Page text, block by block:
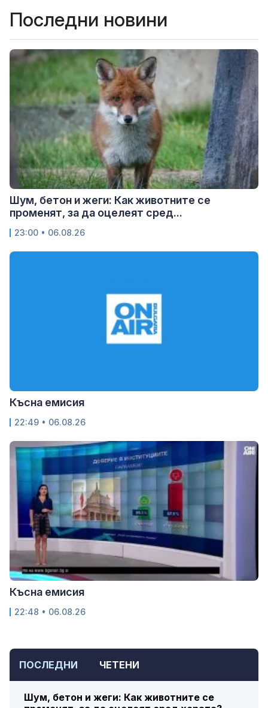
ПОСЛЕДНИ ЧЕТЕНИ
Шум, бетон и жеги: Как животните се
Последни новини
Шум, бетон и жеги: Как животните се
променят, за да оцелеят сред...
23:00 • 06.08.26
Късна емисия
22:49 • 06.08.26
Късна емисия
22:48 • 06.08.26